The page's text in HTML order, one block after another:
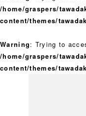
/home/graspers/
content/themes/
Warning: Trying to
/home/graspers/
content/themes/